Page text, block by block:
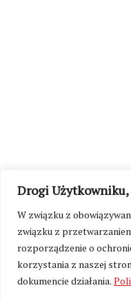
Drogi Użytkowniku,
W związku z
związku z
rozporządzenie o
korzystania z naszej
dokumencie działania.
Kresy24.pl